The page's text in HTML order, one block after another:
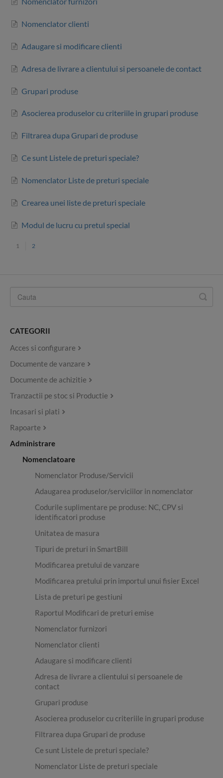
Nomenclator clienti
Adaugare si modificare clienti
Adresa de livrare a clientului si persoanele de contact
Grupari produse
Asocierea produselor cu criteriile in grupari produse
Filtrarea dupa Grupari de produse
Ce sunt Listele de preturi speciale?
Nomenclator Liste de preturi speciale
Crearea unei liste de preturi speciale
Modul de lucru cu pretul special
1 2
CATEGORII
Acces si configurare
Documente de vanzare
Documente de achizitie
Tranzactii pe stoc si Productie
Incasari si plati
Rapoarte
Administrare
Nomenclatoare
Nomenclator Produse/Servicii
Adaugarea produselor/serviciilor in nomenclator
Codurile suplimentare pe produse: NC, CPV si
identificatori produse
Unitatea de masura
Tipuri de preturi in SmartBill
Modificarea pretului de vanzare
Modificarea pretului prin importul unui fisier Excel
Lista de preturi pe gestiuni
Raportul Modificari de preturi emise
Nomenclator furnizori
Nomenclator clienti
Adaugare si modificare clienti
Adresa de livrare a clientului si persoanele de
contact
Grupari produse
Asocierea produselor cu criteriile in grupari produse
Filtrarea dupa Grupari de produse
Ce sunt Listele de preturi speciale?
Nomenclator Liste de preturi speciale